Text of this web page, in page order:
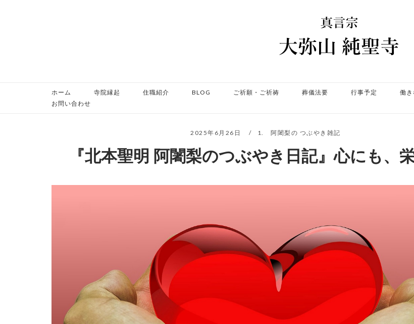
ホーム 寺院縁起 住職紹介 BLOG ご祈願・ご祈祷 葬儀法要 行事予定
働
お問い合わせ
2025年6月26日 1. 阿闍梨の つぶやき雑記
『北本聖明 阿闍梨のつぶやき日記』心にも、